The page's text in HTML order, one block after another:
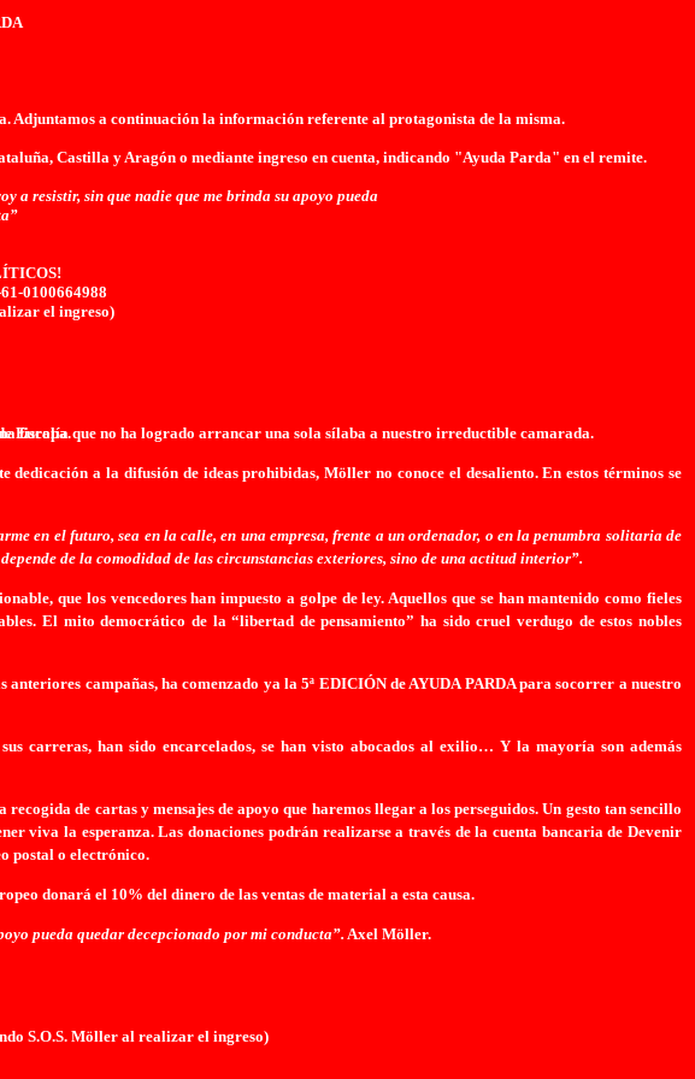
Adjuntamos a continuación la información referente al protagonista de la misma.
Castilla y Aragón o mediante ingreso en cuenta, indicando "Ayuda Parda" en el remite.
a resistir, sin que nadie que me brinda su apoyo pueda
0100664988
el ingreso)
Europa.
fiscalía que no ha logrado arrancar una sola sílaba a nuestro irreductible camarada.
a la difusión de ideas prohibidas, Möller no conoce el desaliento. En estos términos se
en el futuro, sea en la calle, en una empresa, frente a un ordenador, o en la penumbra solitaria de
de la comodidad de las circunstancias exteriores, sino de una actitud interior”.
que los vencedores han impuesto a golpe de ley. Aquellos que se han mantenido como fieles
El mito democrático de la “libertad de pensamiento” ha sido cruel verdugo de estos nobles
campañas, ha comenzado ya la 5ª EDICIÓN de AYUDA PARDA para socorrer a nuestro
carreras, han sido encarcelados, se han visto abocados al exilio… Y la mayoría son además
de cartas y mensajes de apoyo que haremos llegar a los perseguidos. Un gesto tan sencillo
viva la esperanza. Las donaciones podrán realizarse a través de la cuenta bancaria de Devenir
postal o electrónico.
donará el 10% del dinero de las ventas de material a esta causa.
pueda quedar decepcionado por mi conducta”. Axel Möller.
S.O.S. Möller al realizar el ingreso)